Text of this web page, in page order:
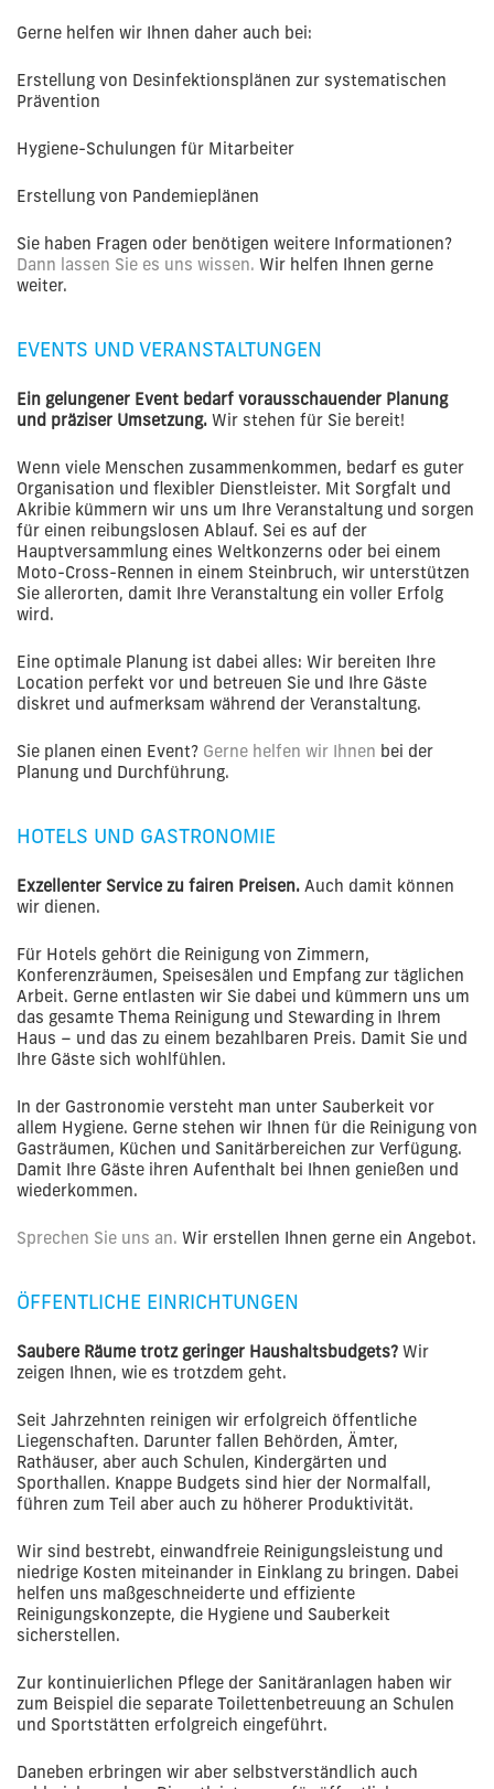
Gerne helfen wir Ihnen daher auch bei:
Erstellung von Desinfektionsplänen zur systematischen
Prävention
Hygiene-Schulungen für Mitarbeiter
Erstellung von Pandemieplänen
Sie haben Fragen oder benötigen weitere Informationen?
Dann lassen Sie es uns wissen. Wir helfen Ihnen gerne
weiter.
EVENTS UND VERANSTALTUNGEN
Ein gelungener Event bedarf vorausschauender Planung
und präziser Umsetzung. Wir stehen für Sie bereit!
Wenn viele Menschen zusammenkommen, bedarf es guter
Organisation und flexibler Dienstleister. Mit Sorgfalt und
Akribie kümmern wir uns um Ihre Veranstaltung und sorgen
für einen reibungslosen Ablauf. Sei es auf der
Hauptversammlung eines Weltkonzerns oder bei einem
Moto-Cross-Rennen in einem Steinbruch, wir unterstützen
Sie allerorten, damit Ihre Veranstaltung ein voller Erfolg
wird.
Eine optimale Planung ist dabei alles: Wir bereiten Ihre
Location perfekt vor und betreuen Sie und Ihre Gäste
diskret und aufmerksam während der Veranstaltung.
Sie planen einen Event? Gerne helfen wir Ihnen bei der
Planung und Durchführung.
HOTELS UND GASTRONOMIE
Exzellenter Service zu fairen Preisen. Auch damit können
wir dienen.
Für Hotels gehört die Reinigung von Zimmern,
Konferenzräumen, Speisesälen und Empfang zur täglichen
Arbeit. Gerne entlasten wir Sie dabei und kümmern uns um
das gesamte Thema Reinigung und Stewarding in Ihrem
Haus – und das zu einem bezahlbaren Preis. Damit Sie und
Ihre Gäste sich wohlfühlen.
In der Gastronomie versteht man unter Sauberkeit vor
allem Hygiene. Gerne stehen wir Ihnen für die Reinigung von
Gasträumen, Küchen und Sanitärbereichen zur Verfügung.
Damit Ihre Gäste ihren Aufenthalt bei Ihnen genießen und
wiederkommen.
Sprechen Sie uns an. Wir erstellen Ihnen gerne ein Angebot.
ÖFFENTLICHE EINRICHTUNGEN
Saubere Räume trotz geringer Haushaltsbudgets? Wir
zeigen Ihnen, wie es trotzdem geht.
Seit Jahrzehnten reinigen wir erfolgreich öffentliche
Liegenschaften. Darunter fallen Behörden, Ämter,
Rathäuser, aber auch Schulen, Kindergärten und
Sporthallen. Knappe Budgets sind hier der Normalfall,
führen zum Teil aber auch zu höherer Produktivität.
Wir sind bestrebt, einwandfreie Reinigungsleistung und
niedrige Kosten miteinander in Einklang zu bringen. Dabei
helfen uns maßgeschneiderte und effiziente
Reinigungskonzepte, die Hygiene und Sauberkeit
sicherstellen.
Zur kontinuierlichen Pflege der Sanitäranlagen haben wir
zum Beispiel die separate Toilettenbetreuung an Schulen
und Sportstätten erfolgreich eingeführt.
Daneben erbringen wir aber selbstverständlich auch